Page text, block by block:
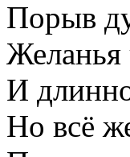
Порыв
Желанья
И
Но всё